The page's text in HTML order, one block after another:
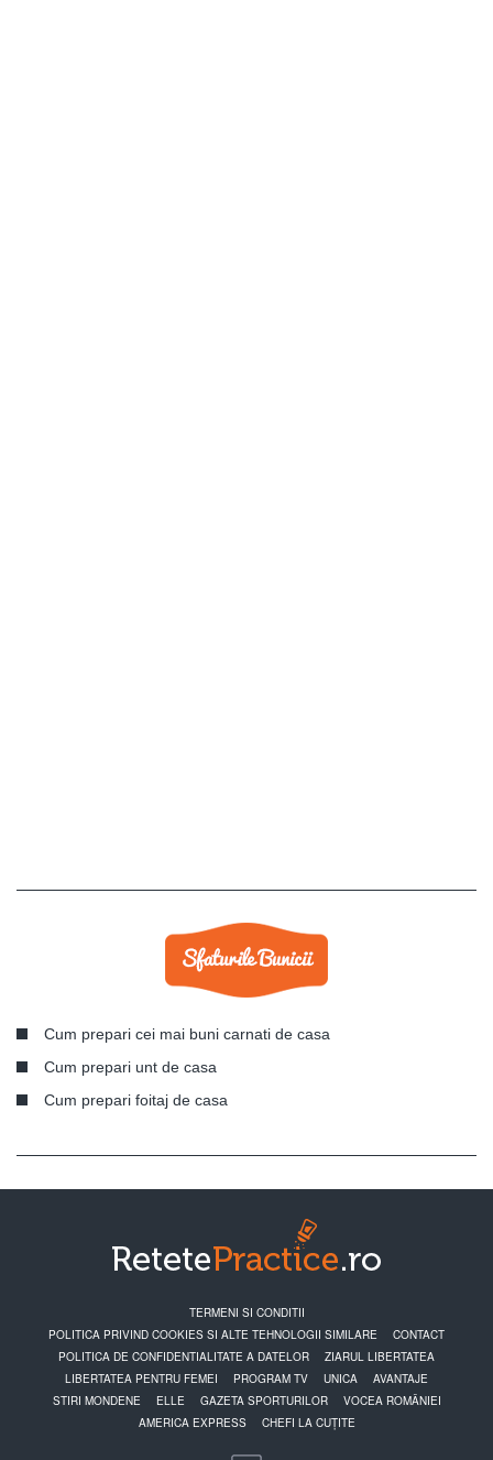
Cum prepari cei mai buni carnati de casa
Cum prepari unt de casa
Cum prepari foitaj de casa
TERMENI SI CONDITII
POLITICA PRIVIND COOKIES SI ALTE TEHNOLOGII SIMILARE
CONTACT
POLITICA DE CONFIDENTIALITATE A DATELOR
ZIARUL LIBERTATEA
LIBERTATEA PENTRU FEMEI
PROGRAM TV UNICA
AVANTAJE
STIRI MONDENE
ELLE GAZETA SPORTURILOR
VOCEA ROMÂNIEI
AMERICA EXPRESS
CHEFI LA CUȚITE